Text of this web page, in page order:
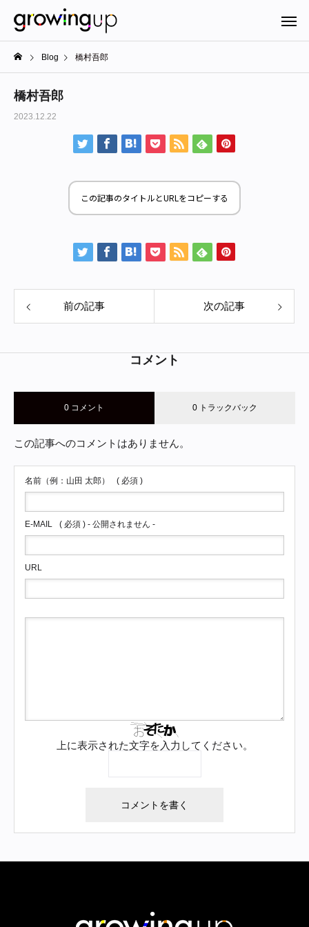
Blog 橋村吾郎
橋村吾郎
2023.12.22
この記事のタイトルとURLをコピーする
前の記事 次の記事
コメント
0 コメント 0 トラックバック
この記事へのコメントはありません。
名前（例：山田 太郎） ( 必須 )
E-MAIL ( 必須 ) - 公開されません -
URL
上に表示された文字を入力してください。